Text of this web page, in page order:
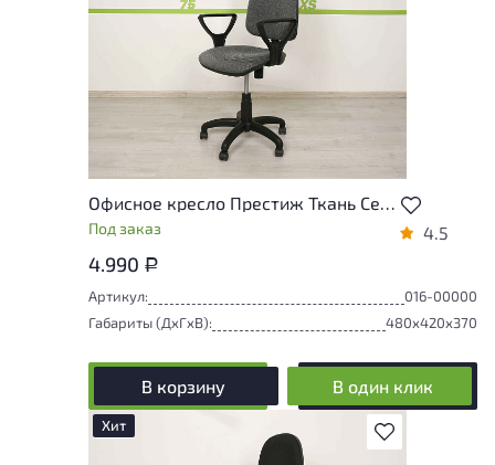
Офисное кресло Престиж Ткань Серый Россия
Под заказ 4.5
4.990 Р
Артикул:
016-00000
Габариты (ДxГxВ):
480x420x370
В корзину В один клик
В избранное
Хит